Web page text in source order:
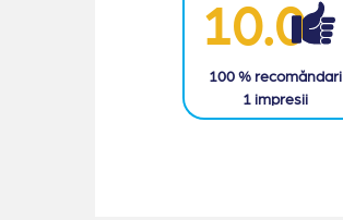
10.0
100 % recomăndari
1 impresii